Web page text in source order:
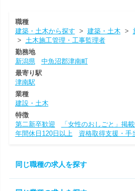
職種
建築・土木から探す > 建築・土木 >
> 土木施工管理・工事監理者
勤務地
新潟県
中魚沼郡津南町
最寄り駅
津南駅
業種
建設・土木
特徴
第二新卒歓迎
「女性のおしごと」掲
年間休日120日以上
資格取得支援・手
同じ職種の求人を探す